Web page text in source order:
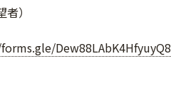
）
Dew88LAbK4HfyuyQ8